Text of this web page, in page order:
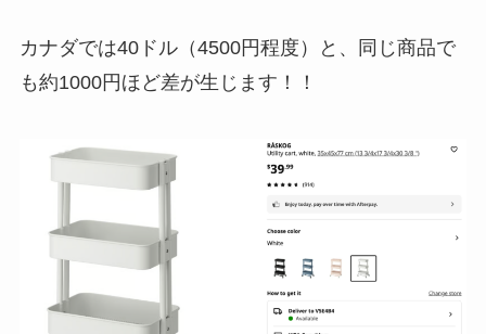
カナダでは40ドル（4500円程度）と、同じ商品で
も約1000円ほど差が生じます！！